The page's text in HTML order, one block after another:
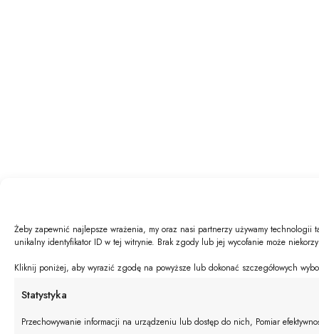
Żeby zapewnić najlepsze wrażenia, my oraz nasi partnerzy używamy
unikalny identyfikator ID w tej witrynie. Brak zgody lub jej wycofanie może
Kliknij poniżej, aby wyrazić zgodę na powyższe lub dokonać szczegółowych
Statystyka
Przechowywanie informacji na urządzeniu lub dostęp do nich, Pomiar